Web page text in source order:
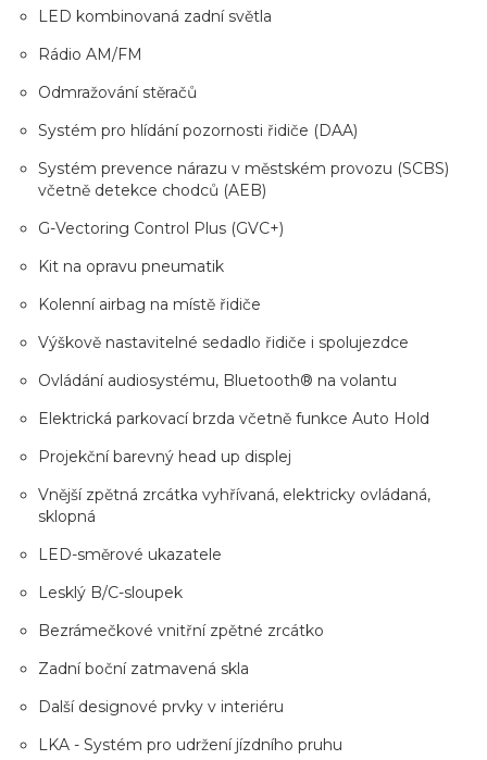
LED kombinovaná zadní světla
Rádio AM/FM
Odmražování stěračů
Systém pro hlídání pozornosti řidiče (DAA)
Systém prevence nárazu v městském provozu (SCBS)
včetně detekce chodců (AEB)
G-Vectoring Control Plus (GVC+)
Kit na opravu pneumatik
Kolenní airbag na místě řidiče
Výškově nastavitelné sedadlo řidiče i spolujezdce
Ovládání audiosystému, Bluetooth® na volantu
Elektrická parkovací brzda včetně funkce Auto Hold
Projekční barevný head up displej
Vnější zpětná zrcátka vyhřívaná, elektricky ovládaná,
sklopná
LED-směrové ukazatele
Lesklý B/C-sloupek
Bezrámečkové vnitřní zpětné zrcátko
Zadní boční zatmavená skla
Další designové prvky v interiéru
LKA - Systém pro udržení jízdního pruhu